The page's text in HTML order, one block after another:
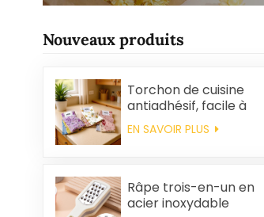
Nouveaux produits
Torchon de cuisine
antiadhésif, facile à
nettoyer, épais,
imprimé, carré, en
écologique
EN SAVOIR PLUS
Râpe trois-en-un en
acier inoxydable